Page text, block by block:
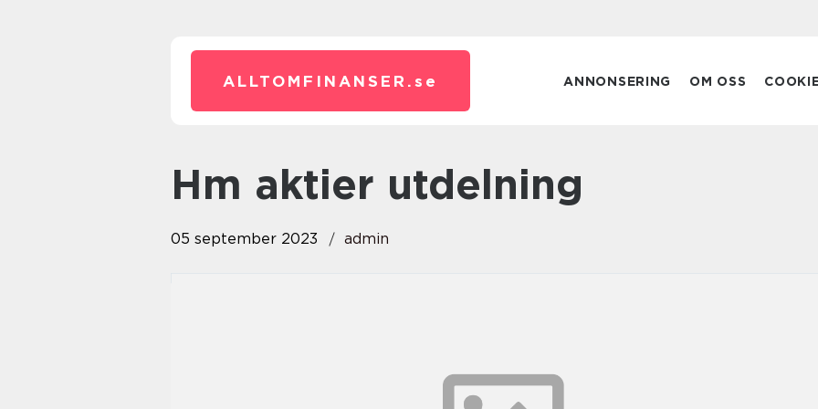
ALLTOMFINANSER. se ANNONSERING OM OSS
hm aktier utdelning
05 september 2023 admin